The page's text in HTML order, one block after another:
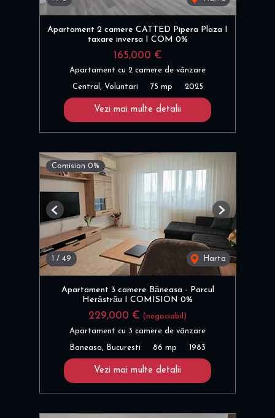
Apartament 2 camere CATTED Pipera Plaza I
taxare inversa I COM 0%
165,000 €
Apartament cu 2 camere de vânzare
Central, Voluntari 75 mp 2025
Vezi mai multe detalii
Comision 0%
/ 49 Harta
Previous Next
Apartament 3 camere Băneasa - Parcul
Herăstrău I COMISION 0%
229,000 € (negociabil)
Apartament cu 3 camere de vânzare
Baneasa, Bucuresti 86 mp 1983
Vezi mai multe detalii